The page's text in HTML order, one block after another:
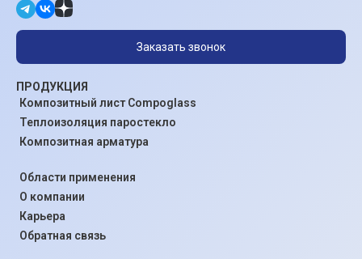
ПРОДУКЦИЯ
Композитный лист Compoglass
Теплоизоляция паростекло
Композитная арматура
Области применения
О компании
Карьера
Обратная связь
Заказать звонок